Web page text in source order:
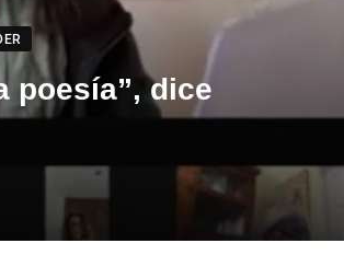
poesía”, dice